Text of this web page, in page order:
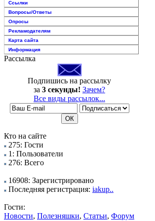
Ссылки
Вопросы/Ответы
Опросы
Рекламодателям
Карта сайта
Информация
Рассылка
Подпишись на рассылку
за 3 секунды! Зачем?
Все виды рассылок...
Кто на сайте
275: Гости
1: Пользователи
276: Всего
16908: Зарегистрировано
Последняя регистрация: iakup..
Гости:
Новости, Полезняшки, Статьи, Форум